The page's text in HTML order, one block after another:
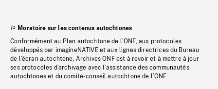
Moratoire sur les contenus autochtones
Conformément au Plan autochtone de l’ONF, aux protocoles
développés par imagineNATIVE et aux lignes directrices du Bureau
de l’écran autochtone, Archives ONF est à revoir et à mettre à jour
ses protocoles d’archivage avec l’assistance des communautés
autochtones et du comité-conseil autochtone de l’ONF.